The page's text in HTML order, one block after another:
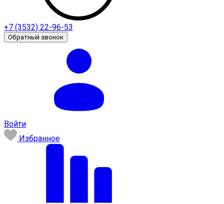
+7 (3532) 22-96-53
Обратный звонок
Войти
Избранное